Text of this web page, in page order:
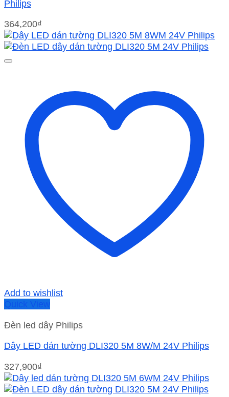
Philips
364,200₫
Add to wishlist
Quick View
Đèn led dây Philips
Dây LED dán tường DLI320 5M 8W/M 24V Philips
327,900₫